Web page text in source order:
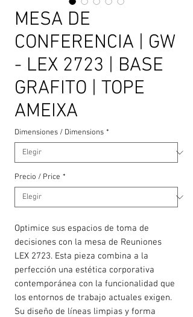
MESA DE
CONFERENCIA | GW
- LEX 2723 | BASE
GRAFITO | TOPE
AMEIXA
Dimensiones / Dimensions *
Precio / Price *
Optimice sus espacios de toma de
decisiones con la mesa de Reuniones
LEX 2723. Esta pieza combina a la
perfección una estética corporativa
contemporánea con la funcionalidad que
los entornos de trabajo actuales exigen.
Su diseño de líneas limpias y forma